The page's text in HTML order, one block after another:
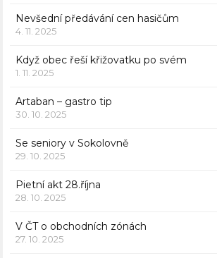
Nevšední předávání cen hasičům
4. 11. 2025
Když obec řeší křižovatku po svém
1. 11. 2025
Artaban – gastro tip
30. 10. 2025
Se seniory v Sokolovně
29. 10. 2025
Pietní akt 28.října
28. 10. 2025
V ČT o obchodních zónách
27. 10. 2025